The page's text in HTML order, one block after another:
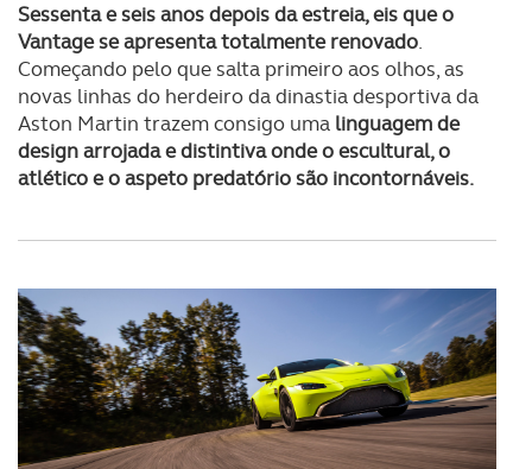
Sessenta e seis anos depois da estreia, eis que o
Vantage se apresenta totalmente renovado.
Começando pelo que salta primeiro aos olhos, as
novas linhas do herdeiro da dinastia desportiva da
Aston Martin trazem consigo uma linguagem de
design arrojada e distintiva onde o escultural, o
atlético e o aspeto predatório são incontornáveis.